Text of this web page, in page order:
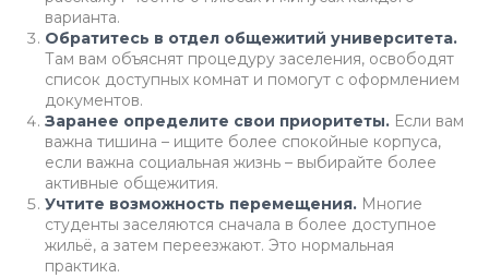
варианта.
Обратитесь в отдел общежитий университета.
Там вам объяснят процедуру заселения, освободят
список доступных комнат и помогут с оформлением
документов.
Заранее определите свои приоритеты. Если вам
важна тишина – ищите более спокойные корпуса,
если важна социальная жизнь – выбирайте более
активные общежития.
Учтите возможность перемещения. Многие
студенты заселяются сначала в более доступное
жильё, а затем переезжают. Это нормальная
практика.